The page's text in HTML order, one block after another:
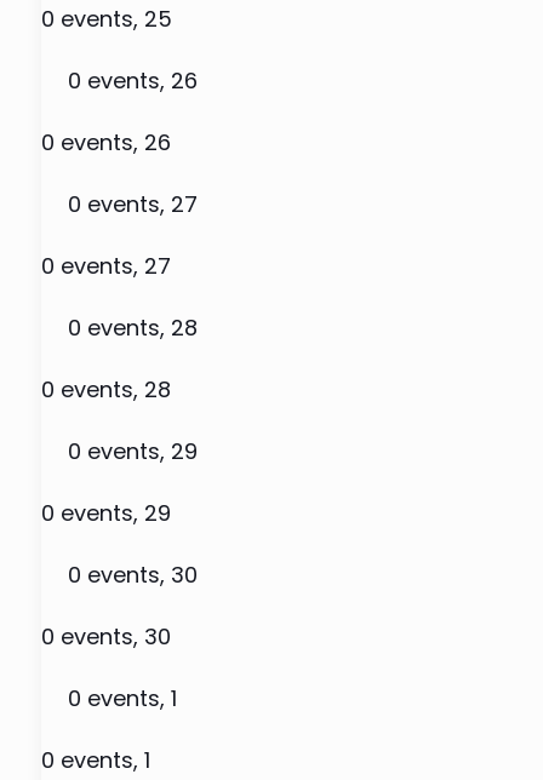
0 events, 25
0 events, 26
0 events, 26
0 events, 27
0 events, 27
0 events, 28
0 events, 28
0 events, 29
0 events, 29
0 events, 30
0 events, 30
0 events, 1
0 events, 1